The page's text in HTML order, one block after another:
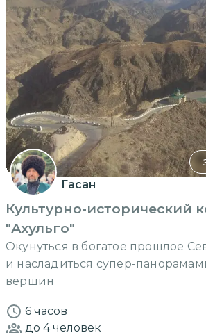
Гасан
Культурно-исторический
"Ахульго"
Окунуться в богатое прошлое
и насладиться супер-
вершин
6 часов
до 4человек